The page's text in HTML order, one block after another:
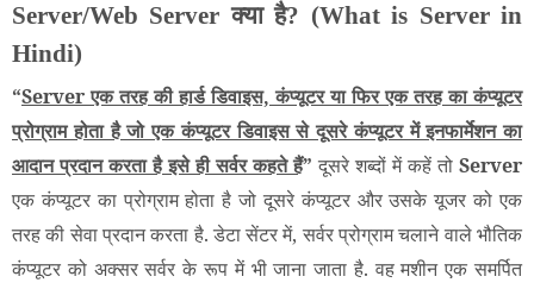
Server/Web Server क्या है? (What is Server in
Hindi)
“Server एक तरह की हार्ड डिवाइस, कंप्यूटर या फिर एक तरह का कंप्यूटर
प्रोग्राम होता है जो एक कंप्यूटर डिवाइस से दूसरे कंप्यूटर में इनफार्मेशन का
आदान प्रदान करता है इसे ही सर्वर कहते हैं” दूसरे शब्दों में कहें तो Server
एक कंप्यूटर का प्रोग्राम होता है जो दूसरे कंप्यूटर और उसके यूजर को एक
तरह की सेवा प्रदान करता है. डेटा सेंटर में, सर्वर प्रोग्राम चलाने वाले भौतिक
कंप्यूटर को अक्सर सर्वर के रूप में भी जाना जाता है. वह मशीन एक समर्पित